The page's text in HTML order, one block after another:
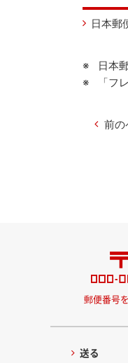
日本郵
日本
「フ
前の
郵便番号
送る